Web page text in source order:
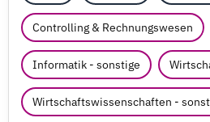
Controlling & Rechnungswesen
Informatik - sonstige
Wirtschaftswissenschaften -